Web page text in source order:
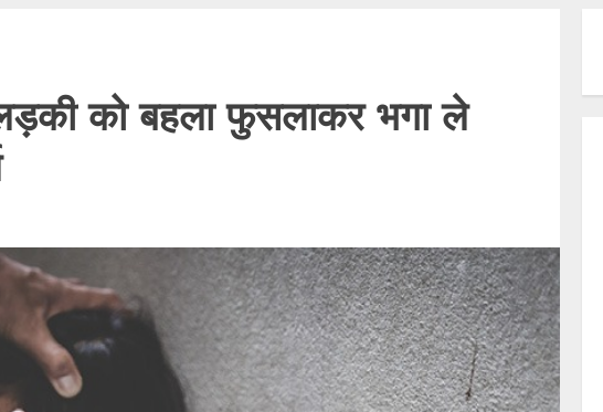
को बहला फुसलाकर भगा ले